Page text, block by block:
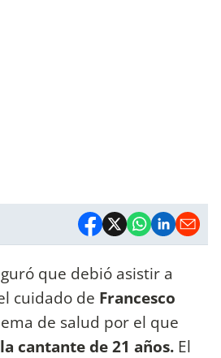
que debió asistir a
cuidado de Francesco
de salud por el que
la cantante de 21 años. El